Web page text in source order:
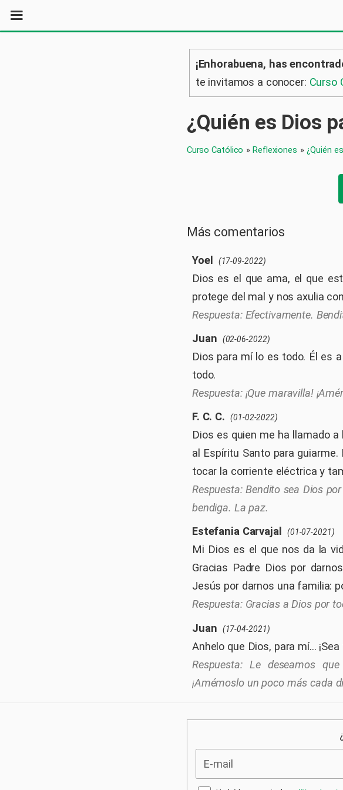
¡Enhorabuena, has
te invitamos a conocer: Curso
¿Quién es Dios
Curso Católico »Reflexiones » ¿Quién
Más comentarios
Yoel (17-09-2022)
Dios es el que ama, el que
protege del mal y nos axulia
Efectivamente.
Juan
(02-06-2022)
Dios para mí lo es todo. Él es
todo.
¡Que maravilla!
F. C. C.
(01-02-2022)
Dios es quien me ha llamado
al Espíritu Santo para
tocar la corriente eléctrica y
Bendito sea Dios
bendiga. La paz.
Estefania Carvajal
(01-07-2021)
Mi Dios es el que nos da la
Gracias Padre Dios por
Jesús por darnos una familia:
Gracias a Dios por
Juan
(17-04-2021)
Anhelo que Dios, para mí...
Le deseamos
¡Amémoslo un poco más cada